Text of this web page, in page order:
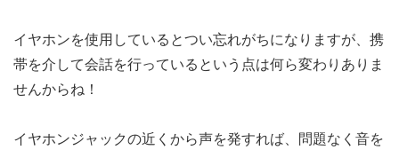
イヤホンを使用しているとつい忘れがちになりますが、携
帯を介して会話を行っているという点は何ら変わりありま
せんからね！
イヤホンジャックの近くから声を発すれば、問題なく音を